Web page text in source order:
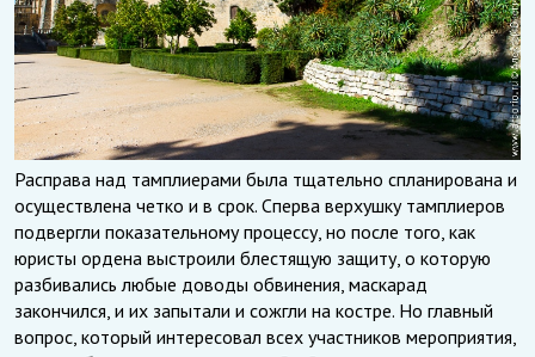
Расправа над тамплиерами была тщательно спланирована и
осуществлена четко и в срок. Сперва верхушку тамплиеров
подвергли показательному процессу, но после того, как
юристы ордена выстроили блестящую защиту, о которую
разбивались любые доводы обвинения, маскарад
закончился, и их запытали и сожгли на костре. Но главный
вопрос, который интересовал всех участников мероприятия,